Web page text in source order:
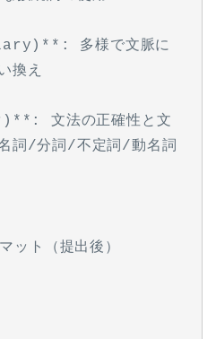
多様で文脈に
換え
文法の正確性と文
詞/分詞/不定詞/動名詞
ト（提出後）